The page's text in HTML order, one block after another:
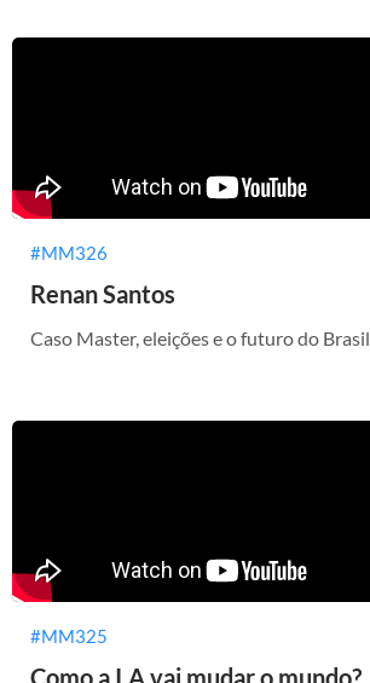
#MM326
Renan Santos
Caso Master, eleições e o futuro do Brasil
#MM325
Como a I.A vai mudar o mundo?